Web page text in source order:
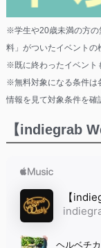
※学生や20歳未満の方の
料」がついたイベントの
※既に終わったイベント
※無料対象になる条件は
情報を見て対象条件を確
【indiegrab